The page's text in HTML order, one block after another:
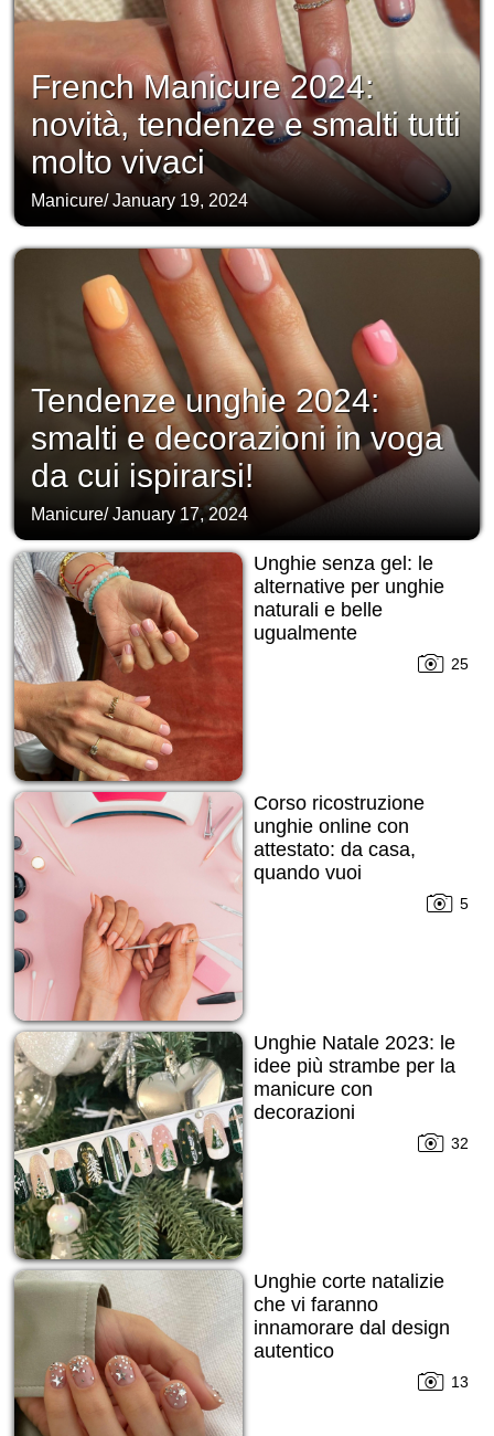
French Manicure 2024:
novità, tendenze e smalti tutti
molto vivaci
Manicure/January 19, 2024
Tendenze unghie 2024:
smalti e decorazioni in voga
da cui ispirarsi!
Manicure/January 17, 2024
Unghie senza gel: le
alternative per unghie
naturali e belle
ugualmente
25
Corso ricostruzione
unghie online con
attestato: da casa,
quando vuoi
5
Unghie Natale 2023: le
idee più strambe per la
manicure con
decorazioni
32
Unghie corte natalizie
che vi faranno
innamorare dal design
autentico
13